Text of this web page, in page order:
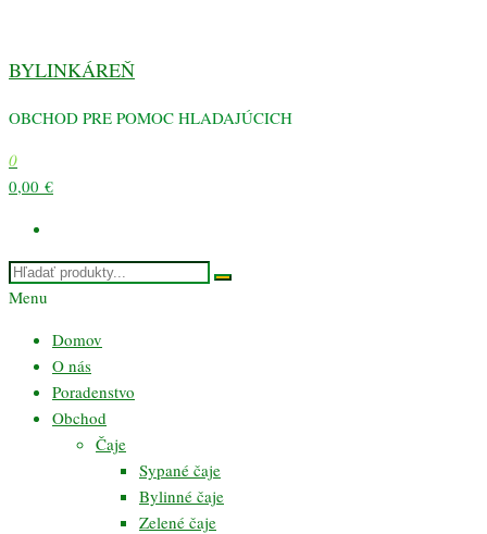
obsah
BYLINKÁREŇ
OBCHOD PRE POMOC HLADAJÚCICH
0
0,00 €
Menu
Domov
O nás
Poradenstvo
Obchod
Čaje
Sypané čaje
Bylinné čaje
Zelené čaje